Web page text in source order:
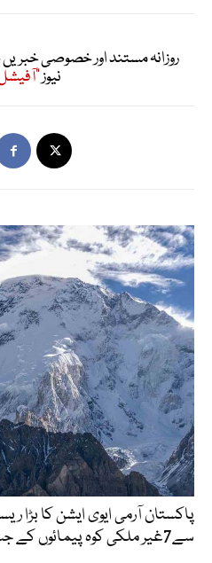
روزانہ مستند اور خصوصی
نیوز
پاکستان آرمی ایوی ایشن کا بڑا
سے7غیر ملکی کوہ پیمائوں کے جسد خاکی برآمد